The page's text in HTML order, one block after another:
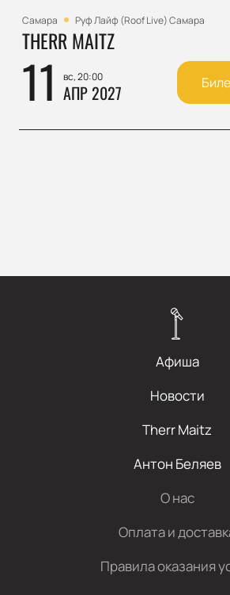
Самара Руф Лайф (Roof Live) Самара
THERR MAITZ
11 вс, 20:00
АПР 2027
Афиша
Новости
Therr Maitz
Антон Беляев
О нас
Оплата и
Правила оказания